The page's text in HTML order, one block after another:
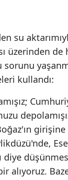
su
üzerinden de
sorunu
kullandı:
girişine
diye
alıyoruz.